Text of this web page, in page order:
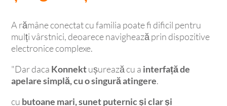
A rămâne conectat cu familia poate fi dificil pentru
mulți vârstnici, deoarece navighează prin dispozitive
electronice complexe.
"Dar daca Konnektușurează cu a interfață de
apelare simplă, cu o singură atingere.
cu butoane mari, sunet puternic și clar și